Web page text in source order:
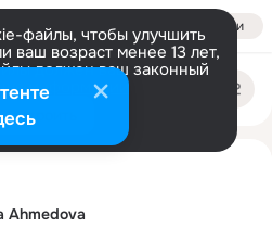
Войти
файлы, чтобы улучшить
ваш возраст менее 13 лет,
должен ваш законный
информации
Настроить
Ahmedova